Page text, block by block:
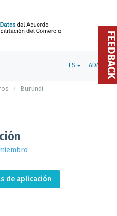
ES ADMIN
Burundi
de aplicación
FEEDBACK